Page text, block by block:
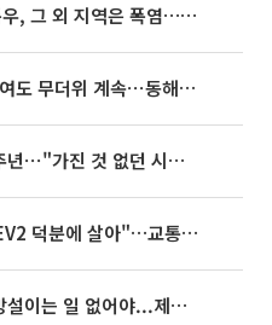
동해안은 시간당 80㎜ 폭우, 그 외 지역은 폭염…‘극과 극 날씨’
[내일 날씨] 폭염 한풀 꺾여도 무더위 계속⋯동해안 이틀 연속 비
임영웅, 어느덧 데뷔 10주년⋯"가진 것 없던 시절, 내 앞엔 20명의 팬뿐"
'굿 윌 헌팅' 배우 "기아 EV2 덕분에 살아"…교통사고 후 안전성 극찬
李대통령 “청년이 결혼 망설이는 일 없어야...제도상 불이익 조사”